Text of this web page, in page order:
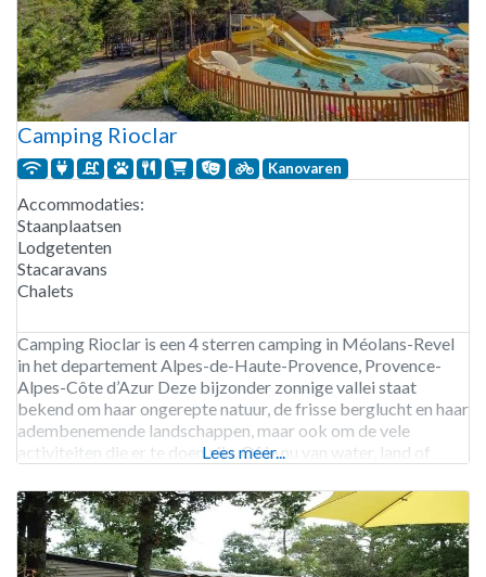
Camping Rioclar
Kanovaren
Accommodaties:
Staanplaatsen
Lodgetenten
Stacaravans
Chalets
Camping Rioclar is een 4 sterren camping in Méolans-Revel
in het departement Alpes-de-Haute-Provence, Provence-
Alpes-Côte d’Azur Deze bijzonder zonnige vallei staat
bekend om haar ongerepte natuur, de frisse berglucht en haar
adembenemende landschappen, maar ook om de vele
activiteiten die er te doen zijn. Of je nu van water, land of
Lees meer...